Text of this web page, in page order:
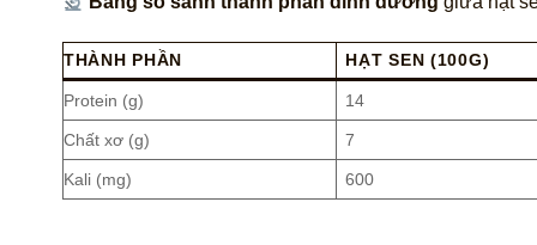
THÀNH PHẦN HẠT SEN (100G)
Protein (g) 14
Chất xơ (g) 7
Kali (mg) 600